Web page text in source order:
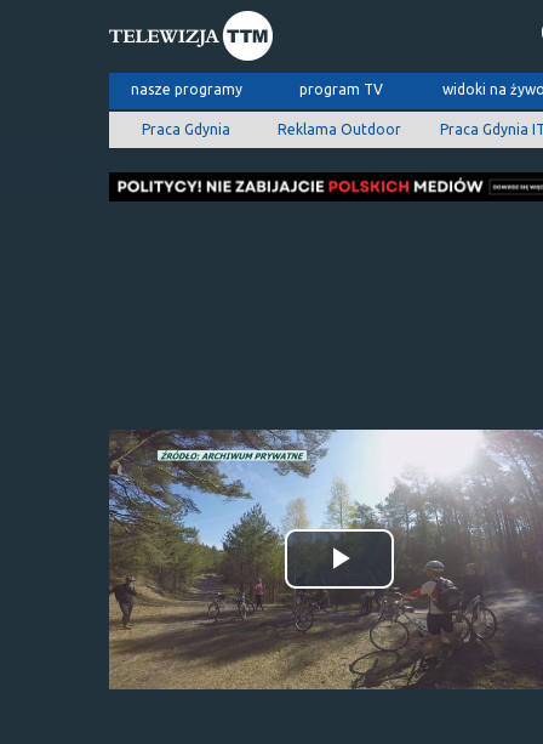
nasze programy program TV widoki na
Praca Gdynia Reklama Outdoor Praca Gdynia
Odtwórz
wideo